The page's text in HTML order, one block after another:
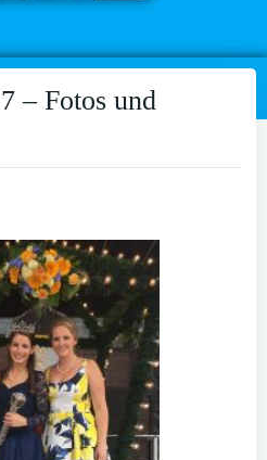
– Fotos und